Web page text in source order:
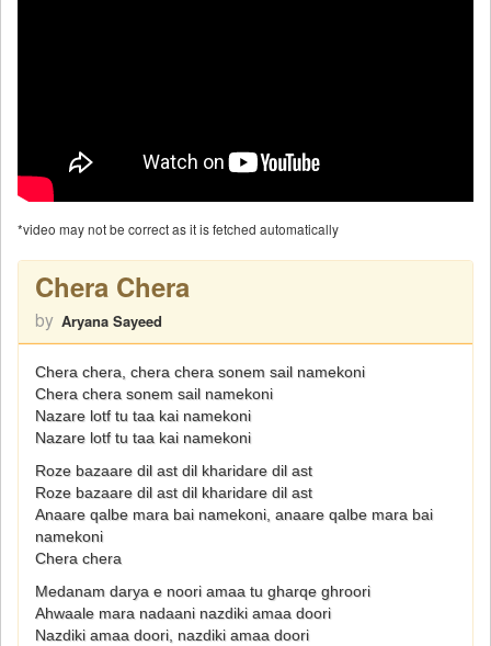
*video may not be correct as it is fetched automatically
Chera Chera
by Aryana Sayeed
Chera chera, chera chera sonem sail namekoni
Chera chera sonem sail namekoni
Nazare lotf tu taa kai namekoni
Nazare lotf tu taa kai namekoni
Roze bazaare dil ast dil kharidare dil ast
Roze bazaare dil ast dil kharidare dil ast
Anaare qalbe mara bai namekoni, anaare qalbe mara bai
namekoni
Chera chera
Medanam darya e noori amaa tu gharqe ghroori
Ahwaale mara nadaani nazdiki amaa doori
Nazdiki amaa doori, nazdiki amaa doori